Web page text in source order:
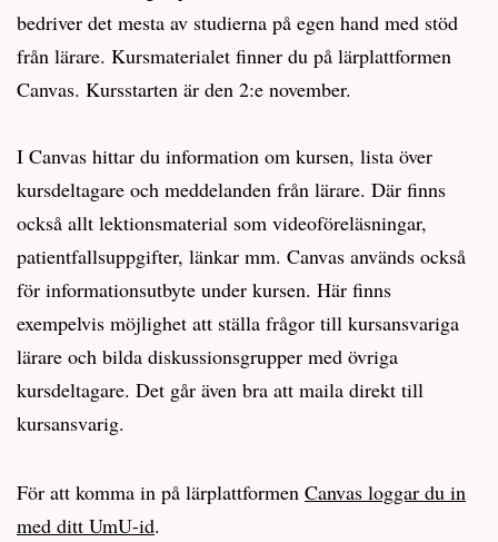
bedriver det mesta av studierna på egen hand med stöd
från lärare. Kursmaterialet finner du på lärplattformen
Canvas. Kursstarten är den 2:e november.
I Canvas hittar du information om kursen, lista över
kursdeltagare och meddelanden från lärare. Där finns
också allt lektionsmaterial som videoföreläsningar,
patientfallsuppgifter, länkar mm. Canvas används också
för informationsutbyte under kursen. Här finns
exempelvis möjlighet att ställa frågor till kursansvariga
lärare och bilda diskussionsgrupper med övriga
kursdeltagare. Det går även bra att maila direkt till
kursansvarig.
För att komma in på lärplattformen Canvas loggar du in
med ditt UmU-id.